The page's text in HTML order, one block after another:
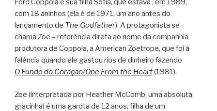
Ford Coppola e sua filha Sofia, que estava , em 1989,
com 18 aninhos (ela é de 1971, um ano antes do
lançamento de The Godfather). A protagonista se
chama Zoe – referência direta ao nome da companhia
produtora de Coppola, a American Zoetrope, que foi à
falência quando ele gastou rios de dinheiro fazendo
O Fundo do Coração/One From the Heart(1981).
Zoe (interpretada por Heather McComb, uma absoluta
gracinha) é uma garota de 12 anos, filha de um